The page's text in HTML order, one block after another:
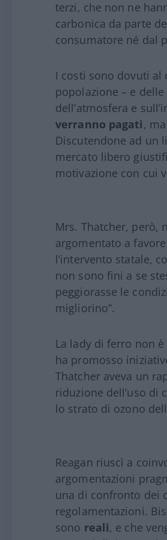
terzi, che non ne
carbonica da parte
consumatore né dal
I costi sono dovuti al
popolazione – e
dell’atmosfera e
verranno pagati,
Discutendone ad un
mercato libero
motivazione con cui
Mrs. Thatcher, però,
argomentato a
l’intervento statale,
non sono fini a se
peggiorasse le
migliorino”.
La lady di ferro non
ha promosso
Thatcher aveva un
riduzione dell’uso di
lo strato di ozono
Reagan riuscì a
argomentazioni
una di confronto dei
regolamentazioni.
sono reali, e che